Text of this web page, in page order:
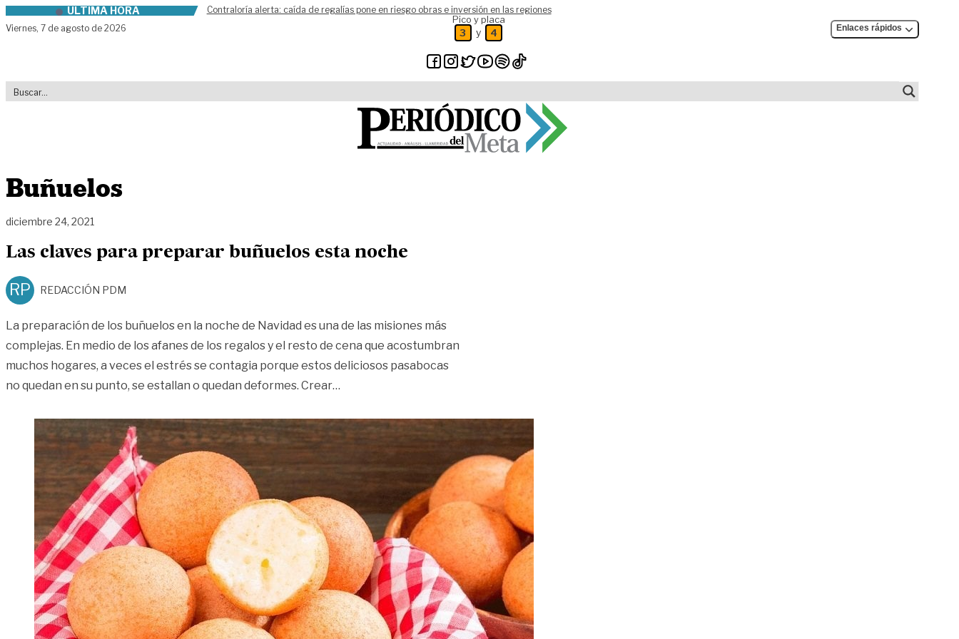
Skip to contentÚLTIMA HORA
Contraloría alerta: caída de regalías pone en riesgo obras e inversión en las regiones
Viernes, 7 de agosto de 2026
Pico y placa
3 y 4 Enlaces rápidos
Buñuelos
diciembre 24, 2021
Las claves para preparar buñuelos esta noche
RP REDACCIÓN PDM
La preparación de los buñuelos en la noche de Navidad es una de las misiones más
complejas. En medio de los afanes de los regalos y el resto de cena que acostumbran
muchos hogares, a veces el estrés se contagia porque estos deliciosos pasabocas
no quedan en su punto, se estallan o quedan deformes. Crear…